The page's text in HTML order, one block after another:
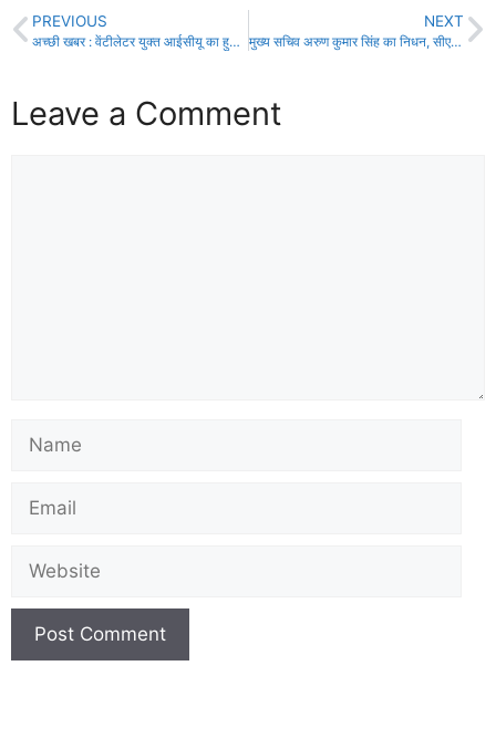
PREVIOUS
अच्छी खबर : वेंटीलेटर युक्त आईसीयू का हुआ ड्राई रन , कोरोना मरीजों को मिलेगी बड़ी राहत !
NEXT
मुख्य सचिव अरुण कुमार सिंह का निधन, सीएम ने जताया शोक!
Leave a Comment